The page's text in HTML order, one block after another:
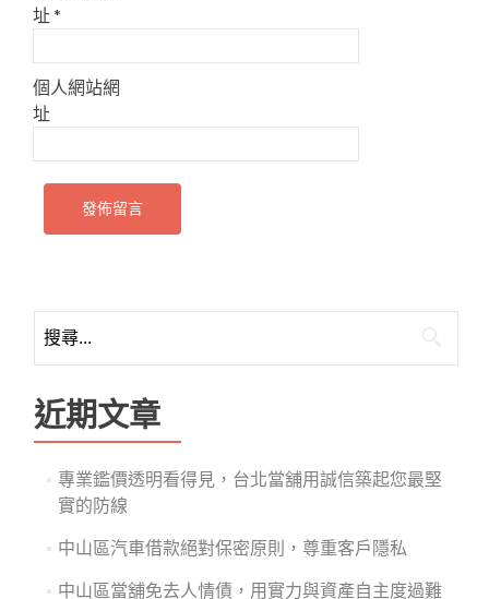
址*
個人網站網
址
尋
鍵
字:
近期文章
專業鑑價透明看得見，台北當舖用誠信築起您最堅
實的防線
中山區汽車借款絕對保密原則，尊重客戶隱私
中山區當舖免去人情債，用實力與資產自主度過難